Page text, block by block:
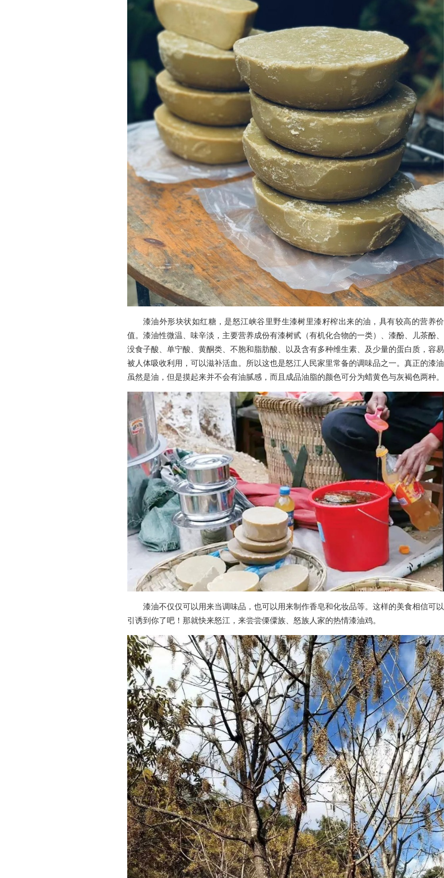
漆油外形块状如红糖，是怒江峡谷里野生漆树里漆籽榨出来的油，具有较高的营养价
值。漆油性微温、味辛淡，主要营养成份有漆树甙（有机化合物的一类）、漆酚、儿茶酚、
没食子酸、单宁酸、黄酮类、不胞和脂肪酸、以及含有多种维生素、及少量的蛋白质，容易
被人体吸收利用，可以滋补活血。所以这也是怒江人民家里常备的调味品之一。真正的漆油
虽然是油，但是摸起来并不会有油腻感，而且成品油脂的颜色可分为蜡黄色与灰褐色两种。
漆油不仅仅可以用来当调味品，也可以用来制作香皂和化妆品等。这样的美食相信可以
引诱到你了吧！那就快来怒江，来尝尝傈僳族、怒族人家的热情漆油鸡。